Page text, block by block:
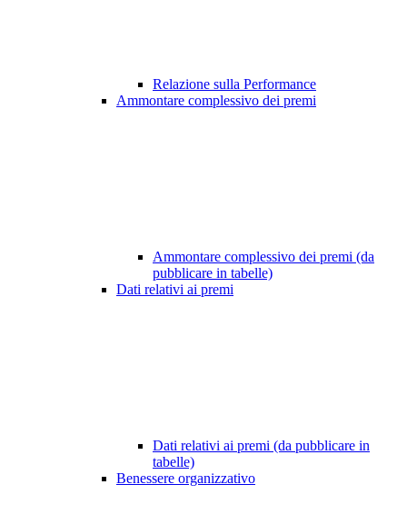
Relazione sulla Performance
Ammontare complessivo dei premi
Ammontare complessivo dei premi (da
pubblicare in tabelle)
Dati relativi ai premi
Dati relativi ai premi (da pubblicare in
tabelle)
Benessere organizzativo